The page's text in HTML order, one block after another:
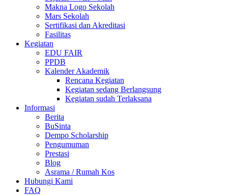
Makna Logo Sekolah
Mars Sekolah
Sertifikasi dan Akreditasi
Fasilitas
Kegiatan
EDU FAIR
PPDB
Kalender Akademik
Rencana Kegiatan
Kegiatan sedang Berlangsung
Kegiatan sudah Terlaksana
Informasi
Berita
BuSinta
Dempo Scholarship
Pengumuman
Prestasi
Blog
Asrama / Rumah Kos
Hubungi Kami
FAQ